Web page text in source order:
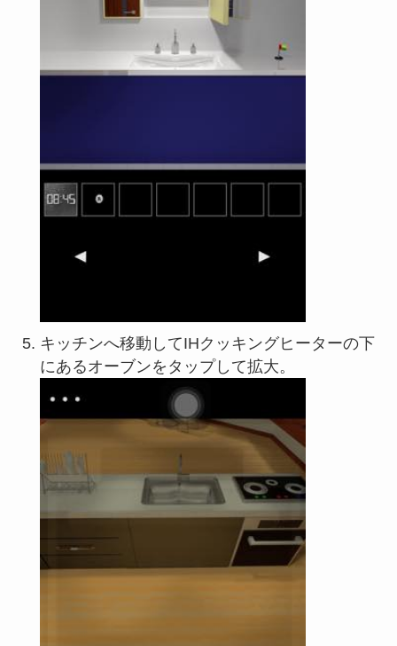
キッチンへ移動してIHクッキングヒーターの下
にあるオーブンをタップして拡大。